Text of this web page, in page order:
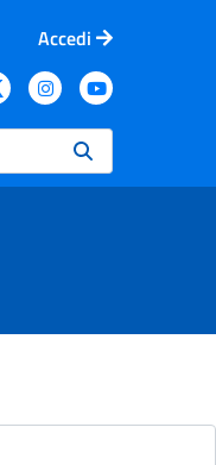
Accedi